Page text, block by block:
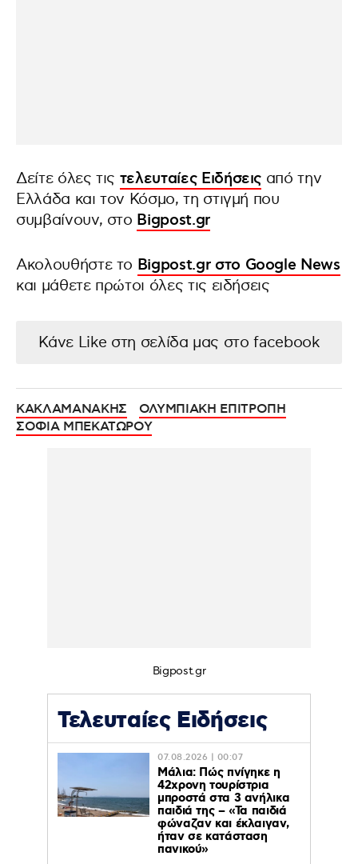
Δείτε όλες τις τελευταίες Ειδήσεις από την
Ελλάδα και τον Κόσμο, τη στιγμή που
συμβαίνουν, στο Bigpost.gr
Ακολουθήστε το Bigpost.gr στο Google News
και μάθετε πρώτοι όλες τις ειδήσεις
Κάνε Like στη σελίδα μας στο facebook
ΚΑΚΛΑΜΑΝΑΚΗΣ
ΟΛΥΜΠΙΑΚΗ ΕΠΙΤΡΟΠΗ
ΣΟΦΙΑ ΜΠΕΚΑΤΩΡΟΥ
Bigpost.gr
Τελευταίες Ειδήσεις
07.08.2026 | 00:07
Μάλια: Πώς πνίγηκε η
42χρονη τουρίστρια
μπροστά στα 3 ανήλικα
παιδιά της – «Τα παιδιά
φώναζαν και έκλαιγαν,
ήταν σε κατάσταση
πανικού»